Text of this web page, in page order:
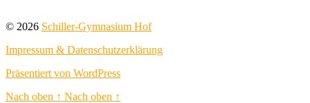
© 2026 Schiller-Gymnasium Hof
Impressum & Datenschutzerklärung
Präsentiert von WordPress
Nach oben ↑ Nach oben ↑